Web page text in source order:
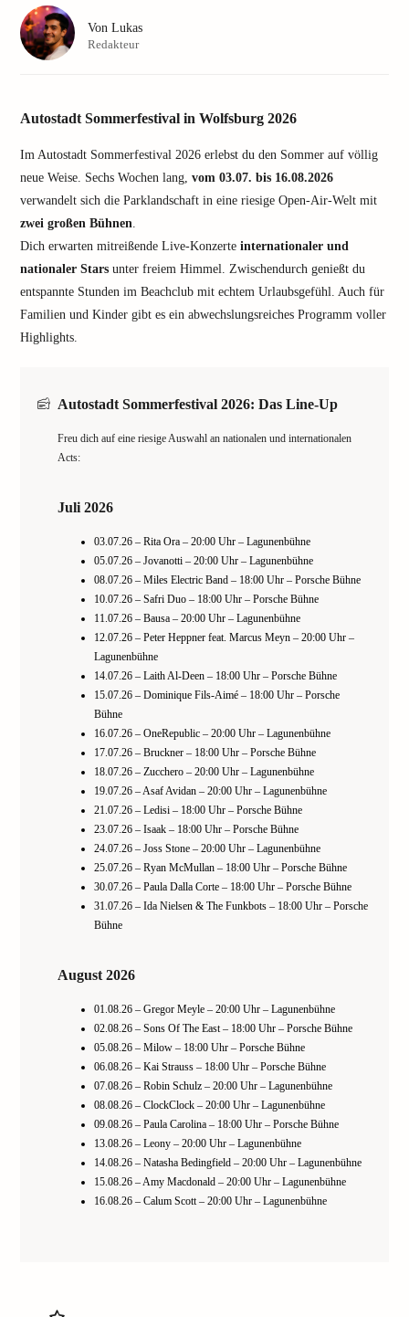
Autostadt Sommerfestival in Wolfsburg 2026
Im Autostadt Sommerfestival 2026 erlebst du den Sommer auf völlig
neue Weise. Sechs Wochen lang, vom 03.07. bis 16.08.2026
verwandelt sich die Parklandschaft in eine riesige Open-Air-Welt mit
zwei großen Bühnen.
Dich erwarten mitreißende Live-Konzerte internationaler und
nationaler Stars unter freiem Himmel. Zwischendurch genießt du
entspannte Stunden im Beachclub mit echtem Urlaubsgefühl. Auch für
Familien und Kinder gibt es ein abwechslungsreiches Programm voller
Highlights.
Autostadt Sommerfestival 2026: Das Line-Up
Freu dich auf eine riesige Auswahl an nationalen und internationalen
Acts:
Juli 2026
03.07.26 – Rita Ora – 20:00 Uhr – Lagunenbühne
05.07.26 – Jovanotti – 20:00 Uhr – Lagunenbühne
08.07.26 – Miles Electric Band – 18:00 Uhr – Porsche Bühne
10.07.26 – Safri Duo – 18:00 Uhr – Porsche Bühne
11.07.26 – Bausa – 20:00 Uhr – Lagunenbühne
12.07.26 – Peter Heppner feat. Marcus Meyn – 20:00 Uhr –
Lagunenbühne
14.07.26 – Laith Al-Deen – 18:00 Uhr – Porsche Bühne
15.07.26 – Dominique Fils-Aimé – 18:00 Uhr – Porsche
Bühne
16.07.26 – OneRepublic – 20:00 Uhr – Lagunenbühne
17.07.26 – Bruckner – 18:00 Uhr – Porsche Bühne
18.07.26 – Zucchero – 20:00 Uhr – Lagunenbühne
19.07.26 – Asaf Avidan – 20:00 Uhr – Lagunenbühne
21.07.26 – Ledisi – 18:00 Uhr – Porsche Bühne
23.07.26 – Isaak – 18:00 Uhr – Porsche Bühne
24.07.26 – Joss Stone – 20:00 Uhr – Lagunenbühne
25.07.26 – Ryan McMullan – 18:00 Uhr – Porsche Bühne
30.07.26 – Paula Dalla Corte – 18:00 Uhr – Porsche Bühne
31.07.26 – Ida Nielsen & The Funkbots – 18:00 Uhr – Porsche
Bühne
August 2026
01.08.26 – Gregor Meyle – 20:00 Uhr – Lagunenbühne
02.08.26 – Sons Of The East – 18:00 Uhr – Porsche Bühne
05.08.26 – Milow – 18:00 Uhr – Porsche Bühne
06.08.26 – Kai Strauss – 18:00 Uhr – Porsche Bühne
07.08.26 – Robin Schulz – 20:00 Uhr – Lagunenbühne
08.08.26 – ClockClock – 20:00 Uhr – Lagunenbühne
09.08.26 – Paula Carolina – 18:00 Uhr – Porsche Bühne
13.08.26 – Leony – 20:00 Uhr – Lagunenbühne
14.08.26 – Natasha Bedingfield – 20:00 Uhr – Lagunenbühne
15.08.26 – Amy Macdonald – 20:00 Uhr – Lagunenbühne
16.08.26 – Calum Scott – 20:00 Uhr – Lagunenbühne
Von Lukas
Redakteur